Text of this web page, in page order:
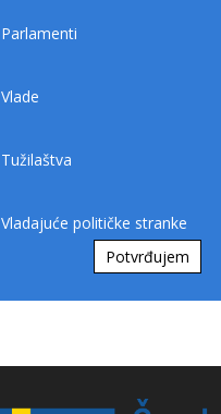
Parlamenti
Vlade
Tužilaštva
Vladajuće političke stranke
Potvrđujem